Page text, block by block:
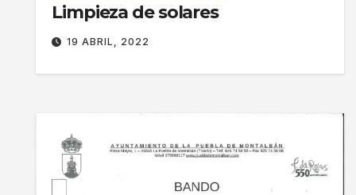
Limpieza de solares
19 ABRIL, 2022